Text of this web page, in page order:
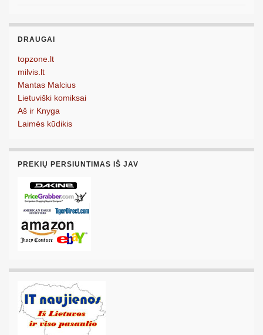
DRAUGAI
topzone.lt
milvis.lt
Mantas Malcius
Lietuviški komiksai
Aš ir Knyga
Laimės kūdikis
PREKIŲ PERSIUNTIMAS IŠ JAV